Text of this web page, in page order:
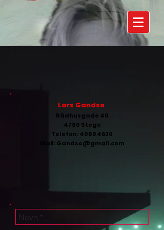
Lars Gandsø
Rådhusgade 40
4780 Stege
Telefon:4089 4620
Mail:Gandso@gmail.com